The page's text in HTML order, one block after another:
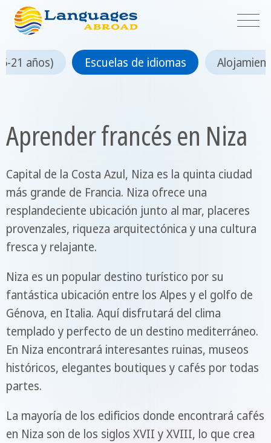
21 años) Escuelas de idiomas
Aprender francés en Niza
Capital de la Costa Azul, Niza es la quinta ciudad
más grande de Francia. Niza ofrece una
resplandeciente ubicación junto al mar, placeres
provenzales, riqueza arquitectónica y una cultura
fresca y relajante.
Niza es un popular destino turístico por su
fantástica ubicación entre los Alpes y el golfo de
Génova, en Italia. Aquí disfrutará del clima
templado y perfecto de un destino mediterráneo.
En Niza encontrará interesantes ruinas, museos
históricos, elegantes boutiques y cafés por todas
partes.
La mayoría de los edificios donde encontrará cafés
en Niza son de los siglos XVII y XVIII, lo que crea